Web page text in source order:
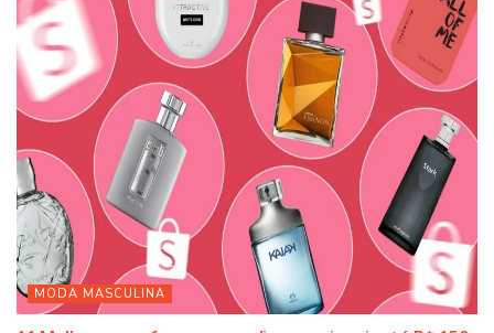
MODA MASCULINA